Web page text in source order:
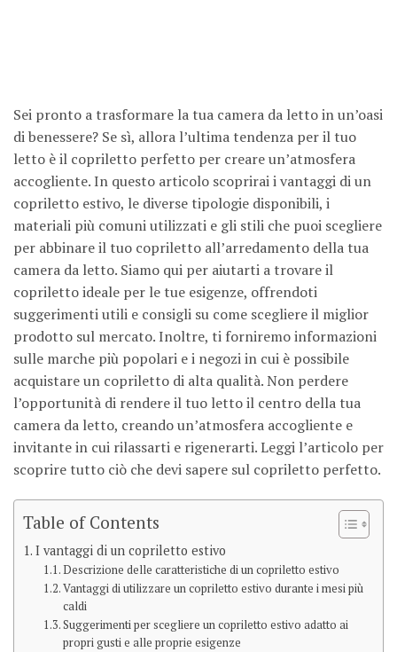
Sei pronto a trasformare la tua camera da letto in un’oasi
di benessere? Se sì, allora l’ultima tendenza per il tuo
letto è il copriletto perfetto per creare un’atmosfera
accogliente. In questo articolo scoprirai i vantaggi di un
copriletto estivo, le diverse tipologie disponibili, i
materiali più comuni utilizzati e gli stili che puoi scegliere
per abbinare il tuo copriletto all’arredamento della tua
camera da letto. Siamo qui per aiutarti a trovare il
copriletto ideale per le tue esigenze, offrendoti
suggerimenti utili e consigli su come scegliere il miglior
prodotto sul mercato. Inoltre, ti forniremo informazioni
sulle marche più popolari e i negozi in cui è possibile
acquistare un copriletto di alta qualità. Non perdere
l’opportunità di rendere il tuo letto il centro della tua
camera da letto, creando un’atmosfera accogliente e
invitante in cui rilassarti e rigenerarti. Leggi l’articolo per
scoprire tutto ciò che devi sapere sul copriletto perfetto.
Table of Contents
I vantaggi di un copriletto estivo
Descrizione delle caratteristiche di un copriletto estivo
Vantaggi di utilizzare un copriletto estivo durante i mesi più
caldi
Suggerimenti per scegliere un copriletto estivo adatto ai
propri gusti e alle proprie esigenze